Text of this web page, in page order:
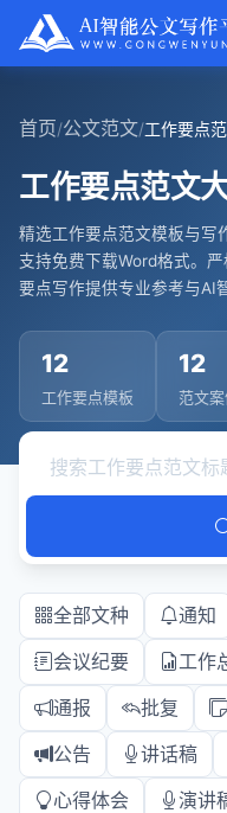
首页/公文范文/工作要点
工作要点范文
精选工作要点范文模板与写
支持免费下载Word格式。
要点写作提供专业参考与AI
12
工作要点模板
12
范文案
全部文种 通知
会议纪要
工作
通报
批复
公告
讲话稿
心得体会
演讲